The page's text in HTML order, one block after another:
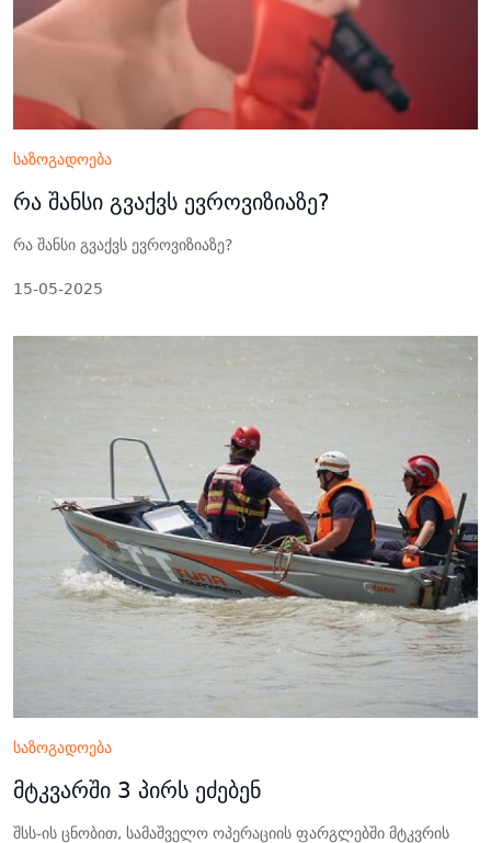
საზოგადოება
რა შანსი გვაქვს ევროვიზიაზე?
რა შანსი გვაქვს ევროვიზიაზე?
15-05-2025
საზოგადოება
მტკვარში 3 პირს ეძებენ
შსს-ის ცნობით, სამაშველო ოპერაციის ფარგლებში მტკვრის